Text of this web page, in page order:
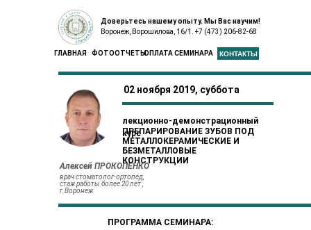
Доверьтесь нашему опыту. Мы Вас научим!
Воронеж, Ворошилова, 16/1. +7 (473) 206-82-68
ГЛАВНАЯ ФОТООТЧЕТЫОПЛАТА СЕМИНАРА КОНТАКТЫ
ПРЕПАРИРОВАНИЕ ЗУБОВ ПОД
МЕТАЛЛОКЕРАМИЧЕСКИЕ И
БЕЗМЕТАЛЛОВЫЕ
КОНСТРУКЦИИ
Алексей ПРОКОПЕНКО
02 ноября 2019, суббота
врач стоматолог-ортопед,
стаж работы более 20 лет ,
г.Воронеж
лекционно-демонстрационный
курс
ПРОГРАММА СЕМИНАРА: